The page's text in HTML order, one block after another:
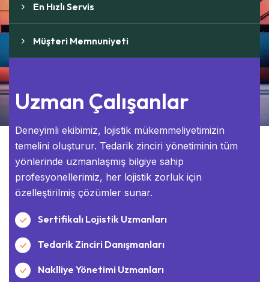
En Hızlı Servis
Müşteri Memnuniyeti
Uzman Çalışanlar
Deneyimli ekibimiz, lojistik mükemmeliyetimizin
temelini oluşturur. Tedarik zinciri yönetiminin tüm
yönlerinde uzmanlaşmış bilgiye sahip
profesyonellerimiz, her lojistik zorluk için
özelleştirilmiş çözümler sunar.
Sertifikalı Lojistik Uzmanları
Tedarik Zinciri Danışmanları
Naklliye Yönetimi Uzmanları